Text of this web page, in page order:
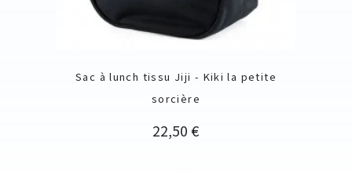
Sac à lunch tissu Jiji - Kiki la petite
sorcière
Prix
22,50 €